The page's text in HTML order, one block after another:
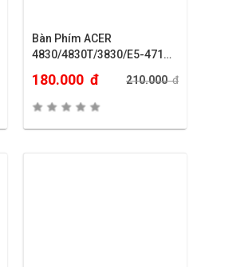
Bàn Phím ACER
4830/4830T/3830/E5-471…
180.000 đ 210.000đ